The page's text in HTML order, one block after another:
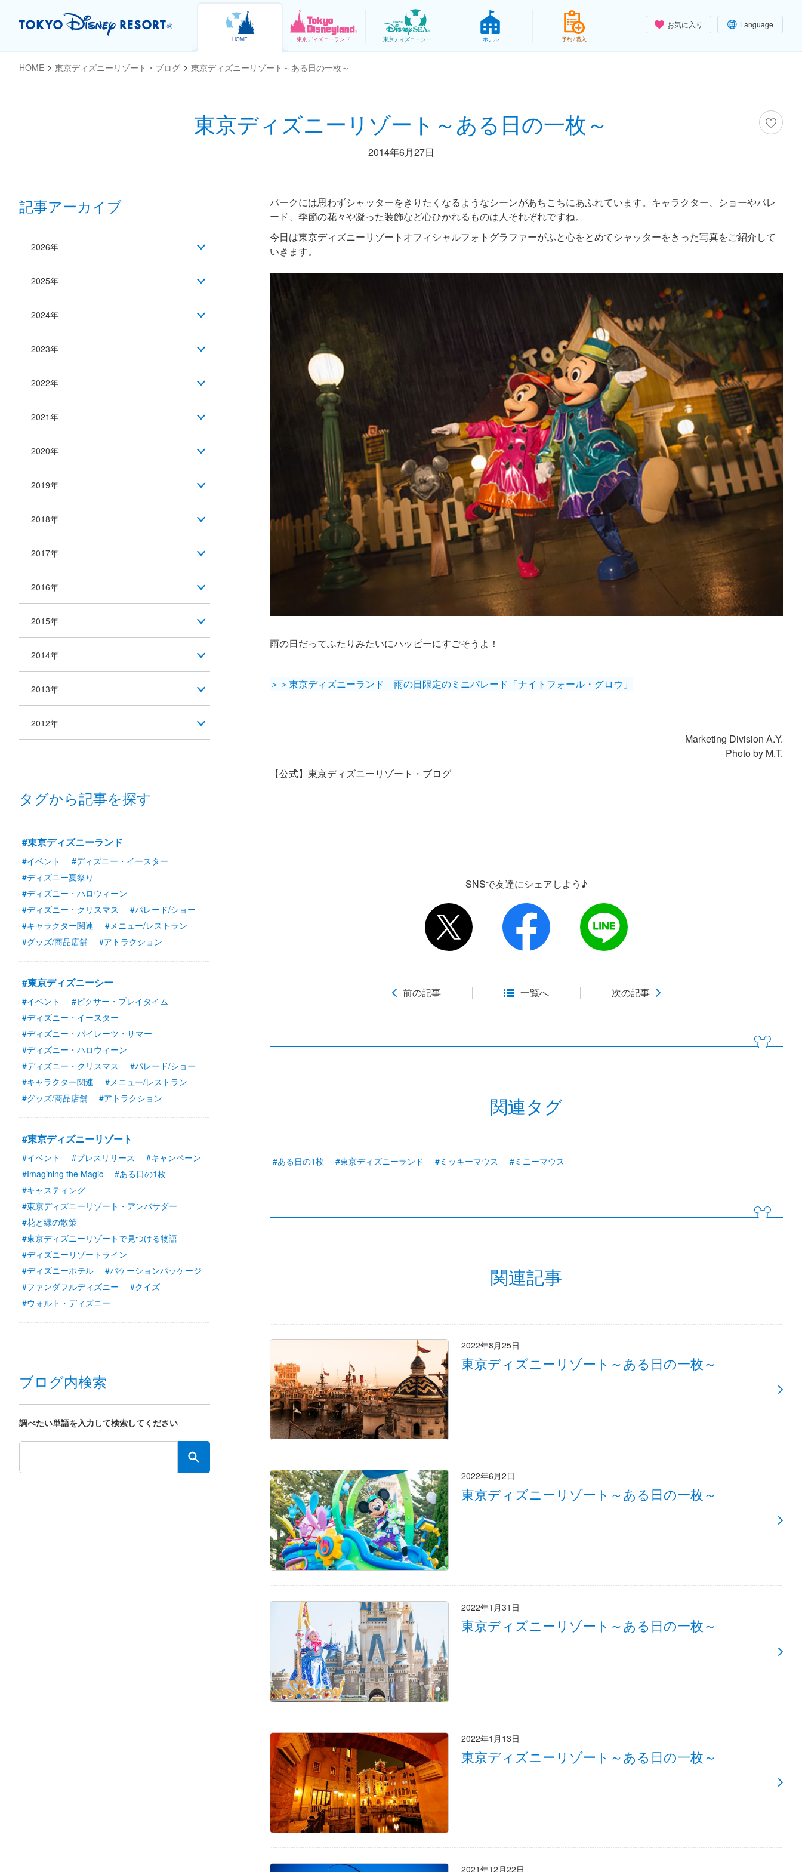
お気に入り Language
HOME 東京ディズニーランド 東京ディズニーシー ホテル 予約 / 購入
HOME 東京ディズニーリゾート・ブログ 東京ディズニーリゾート～ある日の一枚～
東京ディズニーリゾート～ある日の一枚～
お気に入り
2014年6月27日
パークには思わずシャッターをきりたくなるようなシーンがあちこちにあふれています。キャラクター、ショーやパレ
ード、季節の花々や凝った装飾など心ひかれるものは人それぞれですね。
今日は東京ディズニーリゾートオフィシャルフォトグラファーがふと心をとめてシャッターをきった写真をご紹介して
いきます。
雨の日だってふたりみたいにハッピーにすごそうよ！
＞＞東京ディズニーランド 雨の日限定のミニパレード「ナイトフォール・グロウ」
Marketing Division A.Y.
Photo by M.T.
【公式】東京ディズニーリゾート・ブログ
SNSで友達にシェアしよう♪
前の記事 一覧へ 次の記事
関連タグ
#ある日の1枚 #東京ディズニーランド #ミッキーマウス #ミニーマウス
関連記事
2022年8月25日
東京ディズニーリゾート～ある日の一枚～
2022年6月2日
東京ディズニーリゾート～ある日の一枚～
2022年1月31日
東京ディズニーリゾート～ある日の一枚～
2022年1月13日
東京ディズニーリゾート～ある日の一枚～
2021年12月22日
記事アーカイブ
2026年
2025年
2024年
2023年
2022年
2021年
2020年
2019年
2018年
2017年
2016年
2015年
2014年
2013年
2012年
タグから記事を探す
#東京ディズニーランド
#イベント
#ディズニー・イースター
#ディズニー夏祭り
#ディズニー・ハロウィーン
#ディズニー・クリスマス
#パレード/ショー
#キャラクター関連
#メニュー/レストラン
#グッズ/商品店舗
#アトラクション
#東京ディズニーシー
#イベント
#ピクサー・プレイタイム
#ディズニー・イースター
#ディズニー・パイレーツ・サマー
#ディズニー・ハロウィーン
#ディズニー・クリスマス
#パレード/ショー
#キャラクター関連
#メニュー/レストラン
#グッズ/商品店舗
#アトラクション
#東京ディズニーリゾート
#イベント #プレスリリース
#キャンペーン
#Imagining the Magic
#ある日の1枚
#キャスティング
#東京ディズニーリゾート・アンバサダー
#花と緑の散策
#東京ディズニーリゾートで見つける物語
#ディズニーリゾートライン
#ディズニーホテル
#バケーションパッケージ
#ファンダフルディズニー
#クイズ
#ウォルト・ディズニー
ブログ内検索
調べたい単語を入力して検索してください